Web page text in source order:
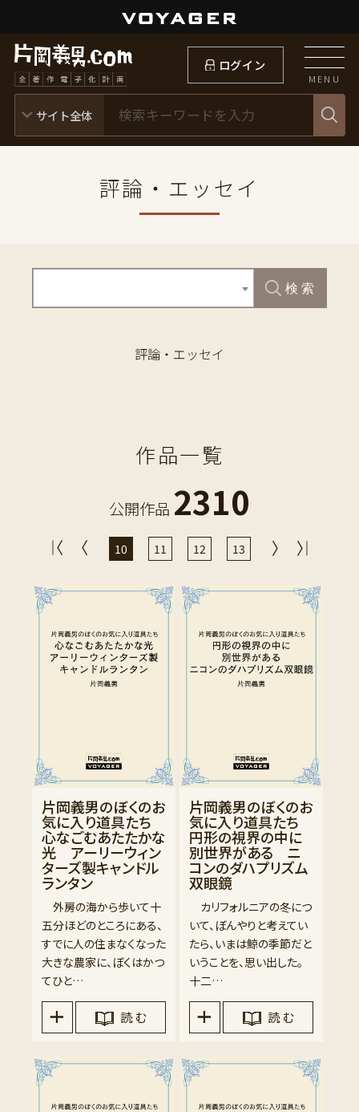
ログイン
MENU
評論・エッセイ
検 索
評論・エッセイ
作品一覧
公開作品 2310
10 11 12 13
片岡義男のぼくのお
気に入り道具たち
心なごむあたたかな
光 アーリーウィン
ターズ製キャンドル
ランタン
外房の海から歩いて十
五分ほどのところにある、
すでに人の住まなくなった
大きな農家に、ぼくはかつ
てひと…
読 む
片岡義男のぼくのお
気に入り道具たち
円形の視界の中に
別世界がある ニ
コンのダハプリズム
双眼鏡
カリフォルニアの冬につ
いて、ぼんやりと考えてい
たら、いまは鯨の季節だと
いうことを、思い出した。
十二…
読 む